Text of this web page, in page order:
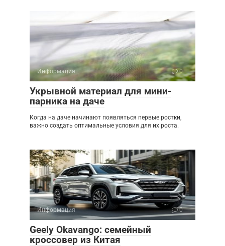
Информация 0
Укрывной материал для мини-
парника на даче
Когда на даче начинают появляться первые ростки,
важно создать оптимальные условия для их роста.
Информация 0
Geely Okavango: семейный
кроссовер из Китая